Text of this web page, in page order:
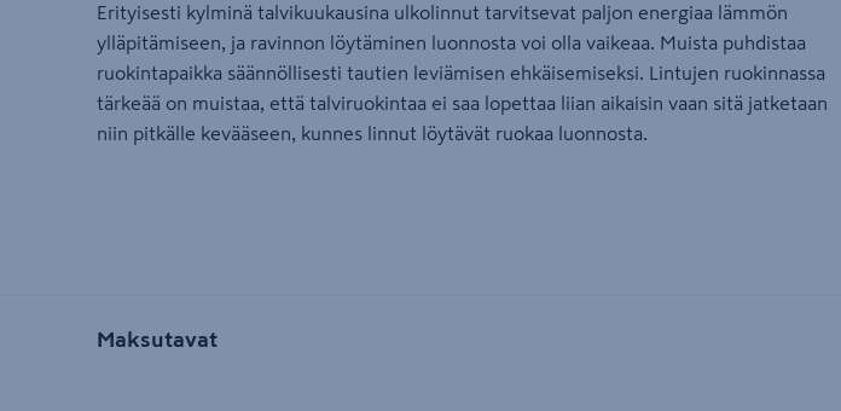
Erityisesti kylminä talvikuukausina ulkolinnut tarvitsevat paljon energiaa lämmön
ylläpitämiseen, ja ravinnon löytäminen luonnosta voi olla vaikeaa. Muista puhdistaa
ruokintapaikka säännöllisesti tautien leviämisen ehkäisemiseksi. Lintujen ruokinnassa
tärkeää on muistaa, että talviruokintaa ei saa lopettaa liian aikaisin vaan sitä jatketaan
niin pitkälle kevääseen, kunnes linnut löytävät ruokaa luonnosta.
Maksutavat